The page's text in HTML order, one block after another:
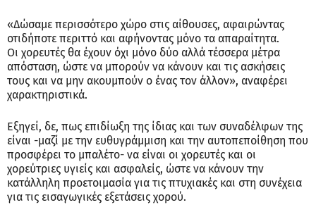
«Δώσαμε περισσότερο χώρο στις αίθουσες, αφαιρώντας
οτιδήποτε περιττό και αφήνοντας μόνο τα απαραίτητα.
Οι χορευτές θα έχουν όχι μόνο δύο αλλά τέσσερα μέτρα
απόσταση, ώστε να μπορούν να κάνουν και τις ασκήσεις
τους και να μην ακουμπούν ο ένας τον άλλον», αναφέρει
χαρακτηριστικά.
Εξηγεί, δε, πως επιδίωξη της ίδιας και των συναδέλφων της
είναι -μαζί με την ευθυγράμμιση και την αυτοπεποίθηση που
προσφέρει το μπαλέτο- να είναι οι χορευτές και οι
χορεύτριες υγιείς και ασφαλείς, ώστε να κάνουν την
κατάλληλη προετοιμασία για τις πτυχιακές και στη συνέχεια
για τις εισαγωγικές εξετάσεις χορού.